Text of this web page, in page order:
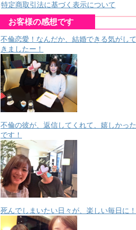
特定商取引法に基づく表示について
お客様の感想です
不倫恋愛！なんだか、結婚できる気がして
きましたー！
不倫の彼が、返信してくれて、嬉しかった
です！
死んでしまいたい日々が、楽しい毎日に！